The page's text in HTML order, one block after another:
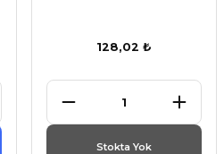
128,02 ₺
Stokta Yok